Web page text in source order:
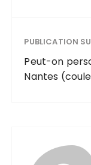
PUBLICATION
Peut-on
Nantes